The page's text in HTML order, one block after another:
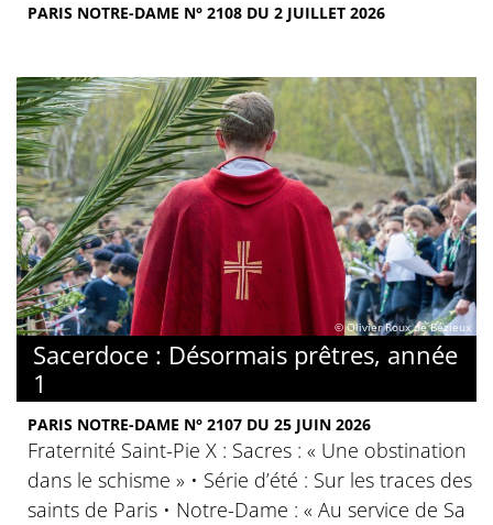
PARIS NOTRE-DAME N° 2108 DU 2 JUILLET 2026
© Olivier Roux de Bézieux
Sacerdoce : Désormais prêtres, année
1
PARIS NOTRE-DAME N° 2107 DU 25 JUIN 2026
Fraternité Saint-Pie X : Sacres : « Une obstination
dans le schisme » • Série d’été : Sur les traces des
saints de Paris • Notre-Dame : « Au service de Sa